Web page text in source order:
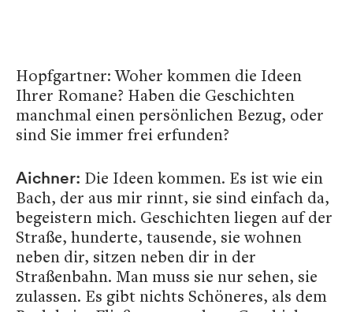
Hopfgartner: Woher kommen die Ideen
Ihrer Romane? Haben die Geschichten
manchmal einen persönlichen Bezug, oder
sind Sie immer frei erfunden?
Aichner: Die Ideen kommen. Es ist wie ein
Bach, der aus mir rinnt, sie sind einfach da,
begeistern mich. Geschichten liegen auf der
Straße, hunderte, tausende, sie wohnen
neben dir, sitzen neben dir in der
Straßenbahn. Man muss sie nur sehen, sie
zulassen. Es gibt nichts Schöneres, als dem